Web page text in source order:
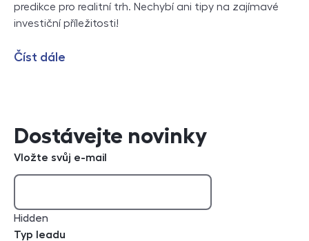
predikce pro realitní trh. Nechybí ani tipy na zajímavé
investiční příležitosti!
Číst dále
Dostávejte novinky
Vložte svůj e-mail
Hidden
Typ leadu